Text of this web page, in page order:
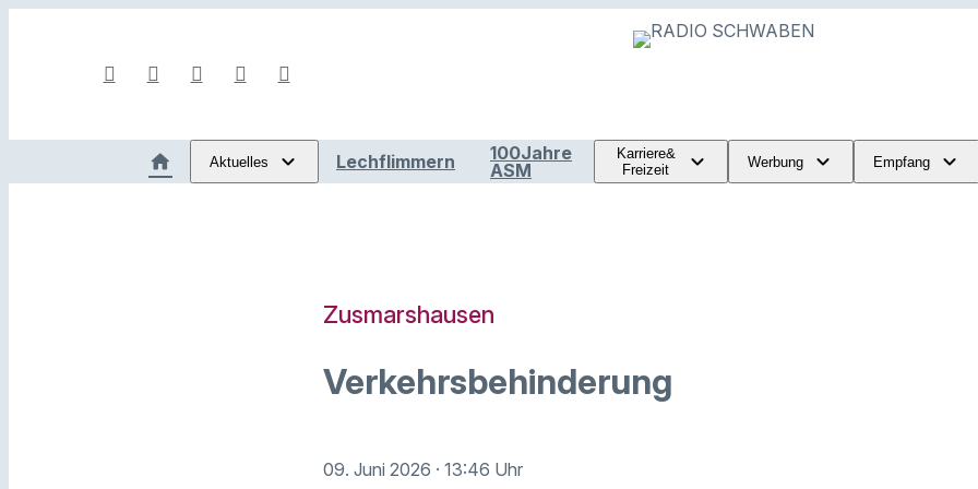
Aktuelles Lechflimmern
100Jahre
ASM
Karriere&
Freizeit
Werbung Empfang
Zusmarshausen
Verkehrsbehinderung
09. Juni 2026 · 13:46 Uhr